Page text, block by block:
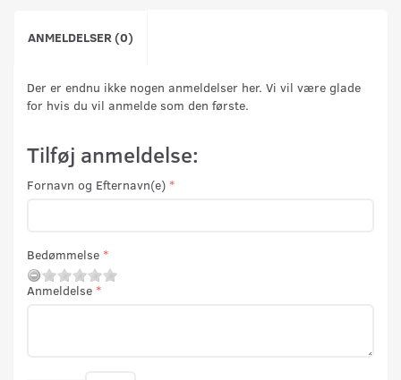
ANMELDELSER (0)
Der er endnu ikke nogen anmeldelser her. Vi vil være glade
for hvis du vil anmelde som den første.
Tilføj anmeldelse:
Fornavn og Efternavn(e)
Bedømmelse
Anmeldelse